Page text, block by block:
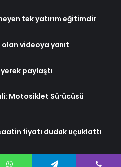
tek yatırım eğitimdir
olan videoya yanıt
paylaştı
Motosiklet Sürücüsü
fiyatı dudak uçuklattı